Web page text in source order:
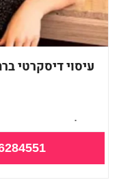
עיסוי דיסקרטי
בקליניקה פרטית